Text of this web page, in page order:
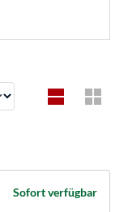
Sofort verfügbar